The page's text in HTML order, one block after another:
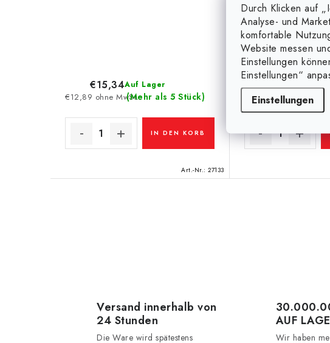
Durch Klicken auf
Analyse- und
komfortable
Website messen
Einstellungen
Einstellungen“
Einstellungen
Auf Lager
(Mehr als 5 Stück)
€12,89 ohne MwSt.
€15,34
IN DEN KORB
Art.-Nr.: 27133
Auf
€29,16 ohne MwSt.
€34,70
Versand innerhalb von
24 Stunden
Die Ware wird spätestens
AUF
Wir haben